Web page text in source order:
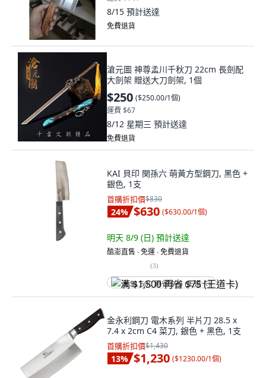
8/15 預計送達
免費退貨
滄元圖 神尊孟川千秋刀 22cm 長劍配
大劍架 贈送大刀劍架, 1個
$250 ($250.00/1個)
運費 $67
8/12 星期三 預計送達
免費退貨
KAI 貝印 関孫六 萌黃方型鋼刀, 黑色 +
銀色, 1支
首購折扣價$830
24% $630 ($630.00/1個)
明天 8/9 (日) 預計送達
酷澎直售 ∙ 免運 ∙ 免費退貨
(3)
满 $1,500 再省 $75 (王道卡)
金永利鋼刀 電木系列 半片刀 28.5 x
7.4 x 2cm C4 菜刀, 銀色 + 黑色, 1支
首購折扣價$1,430
13% $1,230 ($1230.00/1個)